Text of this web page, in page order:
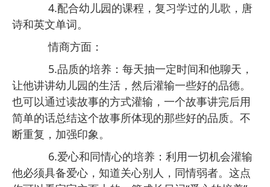
4.配合幼儿园的课程，复习学过的儿歌，唐
诗和英文单词。
情商方面：
5.品质的培养：每天抽一定时间和他聊天，
让他讲讲幼儿园的生活，然后灌输一些好的品德。
也可以通过读故事的方式灌输，一个故事讲完后用
简单的话总结这个故事所体现的那些好的品质。不
断重复，加强印象。
6.爱心和同情心的培养：利用一切机会灌输
他必须具备爱心，知道关心别人，同情弱者。这点